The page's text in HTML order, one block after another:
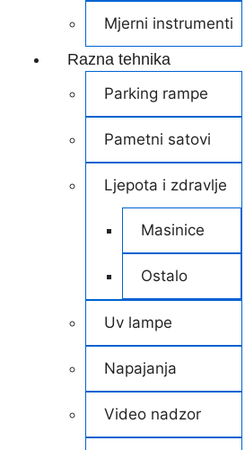
Mjerni instrumenti
Razna tehnika
Parking rampe
Pametni satovi
Ljepota i zdravlje
Masinice
Ostalo
Uv lampe
Napajanja
Video nadzor